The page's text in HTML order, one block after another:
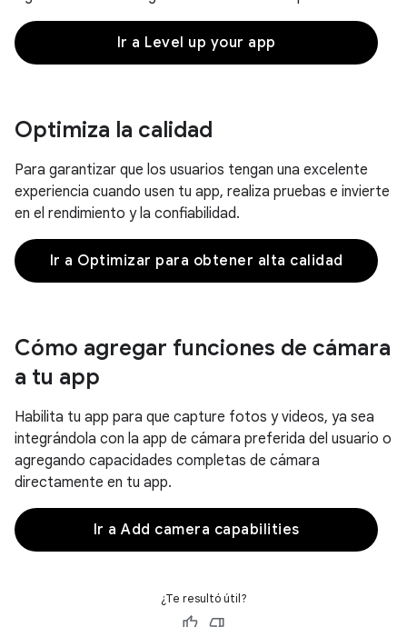
Ir a Level up your app
Optimiza la calidad
Para garantizar que los usuarios tengan una excelente
experiencia cuando usen tu app, realiza pruebas e invierte
en el rendimiento y la confiabilidad.
Ir a Optimizar para obtener alta calidad
Cómo agregar funciones de cámara
a tu app
Habilita tu app para que capture fotos y videos, ya sea
integrándola con la app de cámara preferida del usuario o
agregando capacidades completas de cámara
directamente en tu app.
Ir a Add camera capabilities
¿Te resultó útil?